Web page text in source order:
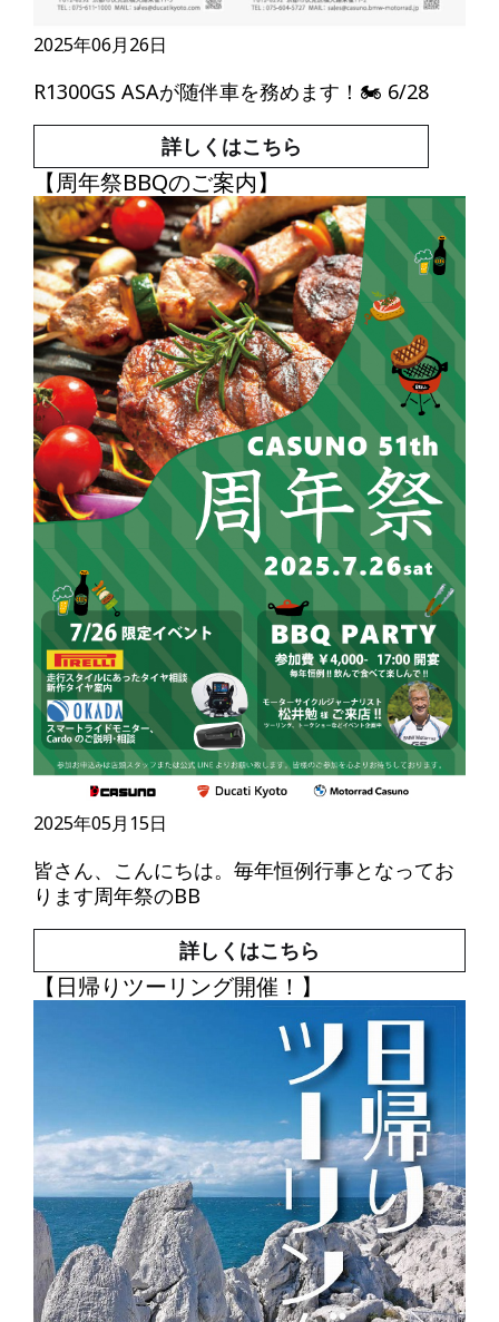
R1300GS ASAが随伴車を務めます！🏍 6/28
2025年06月26日
詳しくはこちら
【周年祭BBQのご案内】
皆さん、こんにちは。毎年恒例行事となってお
ります周年祭のBB
2025年05月15日
詳しくはこちら
【日帰りツーリング開催！】